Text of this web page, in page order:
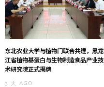
东北农业大学与植物门联合共建，黑龙
江省植物基蛋白与生物制造食品产业技
术研究院正式揭牌
3 天 AGO